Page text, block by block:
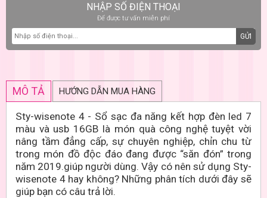
NHẬP SỐ ĐIỆN THOẠI
Để được tư vấn miễn phí
GỬI
MÔ TẢ HƯỚNG DẪN MUA HÀNG
Sty-wisenote 4 - Sổ sạc đa năng kết hợp đèn led 7
màu và usb 16GB là món quà công nghệ tuyệt vời
nâng tầm đẳng cấp, sự chuyên nghiệp, chỉn chu từ
trong món đồ độc đáo đang được “săn đón” trong
năm 2019.giúp người dùng. Vậy có nên sử dụng Sty-
wisenote 4 hay không? Những phân tích dưới đây sẽ
giúp bạn có câu trả lời.